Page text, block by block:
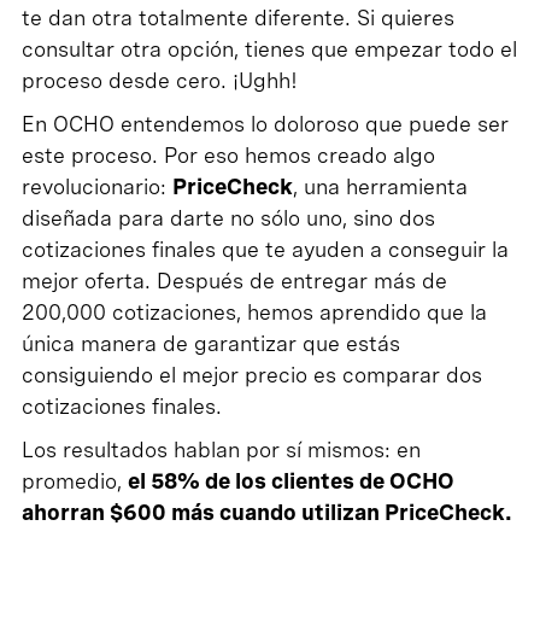
te dan otra totalmente diferente. Si quieres
consultar otra opción, tienes que empezar todo el
proceso desde cero. ¡Ughh!
En OCHO entendemos lo doloroso que puede ser
este proceso. Por eso hemos creado algo
revolucionario: PriceCheck, una herramienta
diseñada para darte no sólo uno, sino dos
cotizaciones finales que te ayuden a conseguir la
mejor oferta. Después de entregar más de
200,000 cotizaciones, hemos aprendido que la
única manera de garantizar que estás
consiguiendo el mejor precio es comparar dos
cotizaciones finales.
Los resultados hablan por sí mismos: en
promedio, el 58% de los clientes de OCHO
ahorran $600 más cuando utilizan PriceCheck.